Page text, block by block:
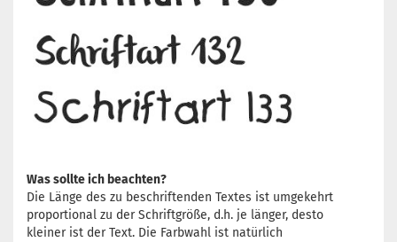
Was sollte ich beachten?
Die Länge des zu beschriftenden Textes ist umgekehrt
proportional zu der Schriftgröße, d.h. je länger, desto
kleiner ist der Text. Die Farbwahl ist natürlich